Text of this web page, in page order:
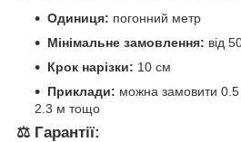
Одиниця: погонний метр
Мінімальне замовлення: від
Крок нарізки: 10 см
Приклади: можна замовити
2.3 м тощо
⚖️ Гарантії: